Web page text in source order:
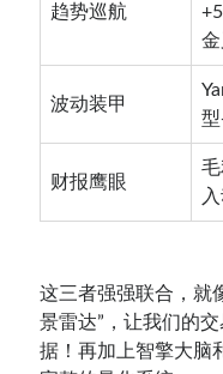
趋势巡航
波动装甲
财报鹰眼
这三者强强联合，就
景雷达”，让我们的
据！再加上智擎大脑